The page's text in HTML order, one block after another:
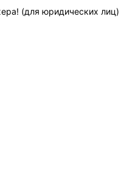
(для юридических лиц)